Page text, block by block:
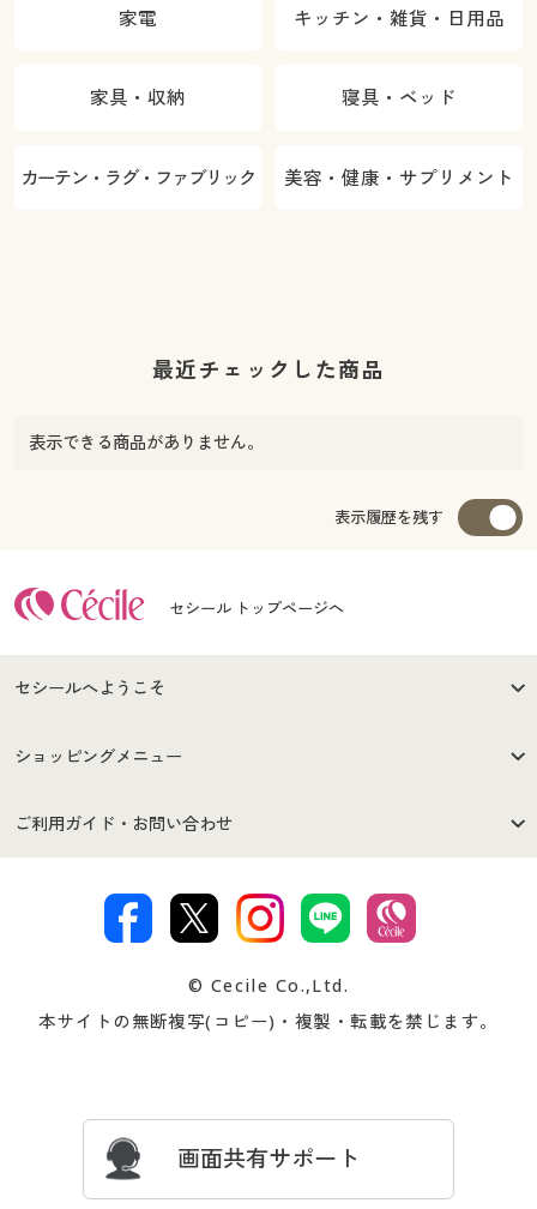
家電 キッチン・雑貨・日用品
家具・収納 寝具・ベッド
カーテン・ラグ・ファブリック 美容・健康・サプリメント
最近チェックした商品
表示できる商品がありません。
表示履歴を残す
セシール トップページへ
セシールへようこそ
はじめての方へ
セシールご利用規約
著作権・商標について 会社案内
ショッピングメニュー
商品カテゴリ
プレゼント＆キャンペーン サイトマップ
ご利用ガイド・お問い合わせ
交換・返品は お支払は
ついて
忘れの場合
© Cecile Co.,Ltd.
本サイトの無断複写(コピー)・複製・転載を禁じます。
画面共有サポート